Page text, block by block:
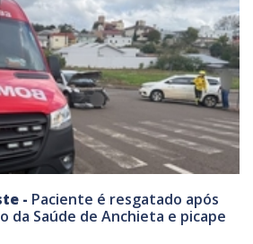
- Paciente é resgatado após
da Saúde de Anchieta e picape